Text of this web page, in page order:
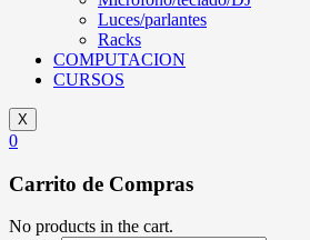
Luces/parlantes
Racks
COMPUTACION
CURSOS
X
0
Carrito de Compras
No products in the cart.